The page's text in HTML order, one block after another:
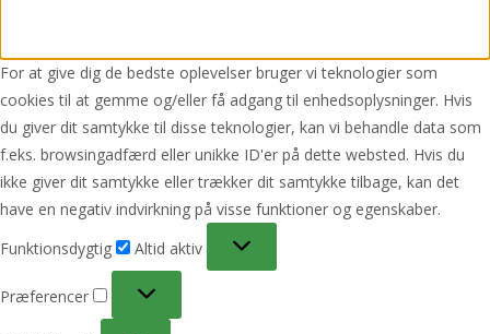
For at give dig de bedste oplevelser bruger vi teknologier som
cookies til at gemme og/eller få adgang til enhedsoplysninger. Hvis
du giver dit samtykke til disse teknologier, kan vi behandle data som
f.eks. browsingadfærd eller unikke ID'er på dette websted. Hvis du
ikke giver dit samtykke eller trækker dit samtykke tilbage, kan det
have en negativ indvirkning på visse funktioner og egenskaber.
Funktionsdygtig
Altid aktiv
Præferencer